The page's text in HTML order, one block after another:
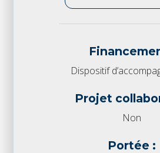
Dispositif
Projet
Non
Portée :